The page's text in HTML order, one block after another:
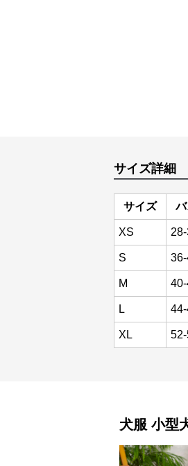
サイズ詳細
サイズ
XS
S
M
L
XL
犬服 小型